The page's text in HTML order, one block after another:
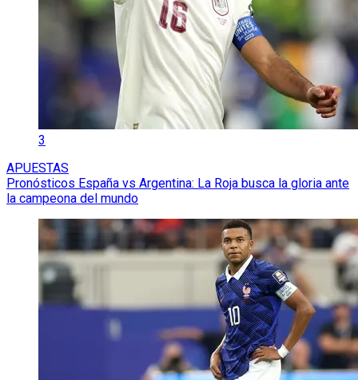
3
APUESTAS
Pronósticos España vs Argentina: La Roja busca la gloria ante
la campeona del mundo